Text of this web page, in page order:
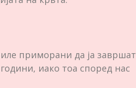
приморани да ја завршат
иако тоа според нас